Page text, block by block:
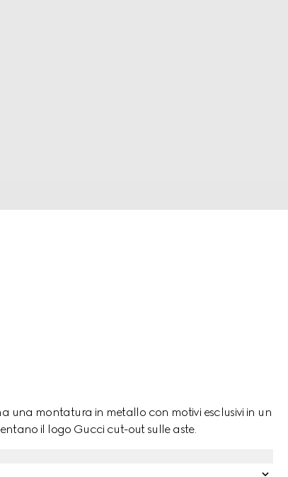
una montatura in metallo con motivi esclusivi in un
il logo Gucci cut-out sulle aste.